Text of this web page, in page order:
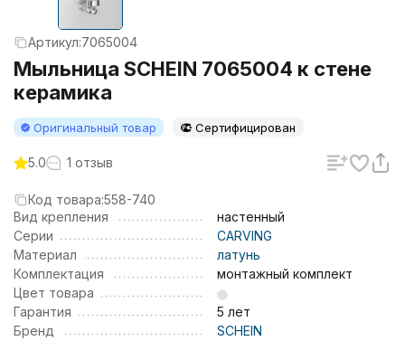
Артикул:7065004
Мыльница SCHEIN 7065004 к стене
керамика
Оригинальный товар Сертифицирован
5.0 1 отзыв
Код товара:558-740
Вид крепления
настенный
Серии
CARVING
Материал
латунь
Комплектация
монтажный комплект
Цвет товара
Гарантия
5 лет
Бренд
SCHEIN